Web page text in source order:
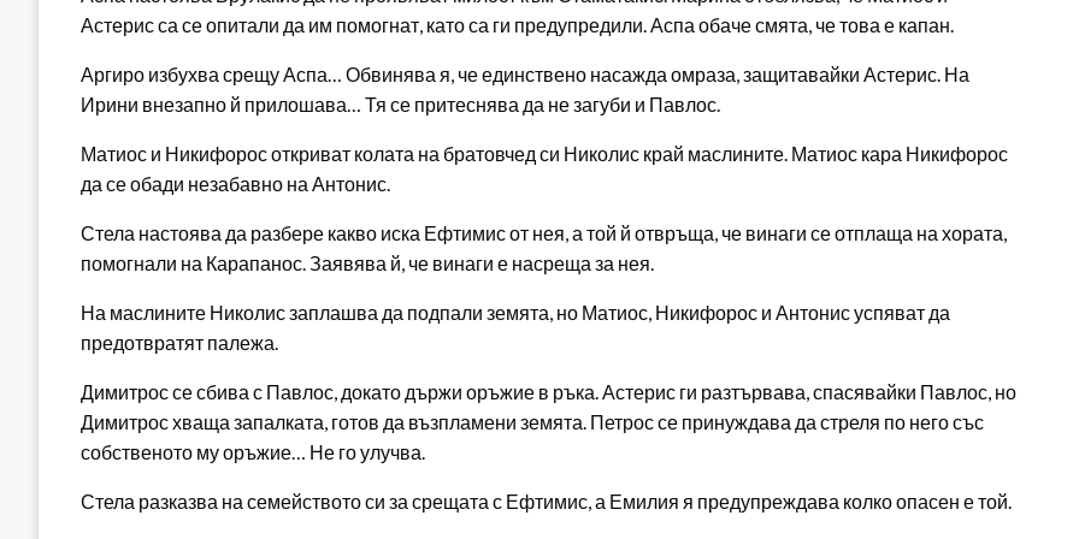
Астерис са се опитали да им помогнат, като са ги предупредили. Аспа обаче смята, че това е капан.
Аргиро избухва срещу Аспа… Обвинява я, че единствено насажда омраза, защитавайки Астерис. На
Ирини внезапно й прилошава… Тя се притеснява да не загуби и Павлос.
Матиос и Никифорос откриват колата на братовчед си Николис край маслините. Матиос кара Никифорос
да се обади незабавно на Антонис.
Стела настоява да разбере какво иска Ефтимис от нея, а той й отвръща, че винаги се отплаща на хората,
помогнали на Карапанос. Заявява й, че винаги е насреща за нея.
На маслините Николис заплашва да подпали земята, но Матиос, Никифорос и Антонис успяват да
предотвратят палежа.
Димитрос се сбива с Павлос, докато държи оръжие в ръка. Астерис ги разтървава, спасявайки Павлос, но
Димитрос хваща запалката, готов да възпламени земята. Петрос се принуждава да стреля по него със
собственото му оръжие… Не го улучва.
Стела разказва на семейството си за срещата с Ефтимис, а Емилия я предупреждава колко опасен е той.